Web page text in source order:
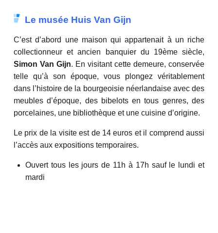
Le musée Huis Van Gijn
C’est d’abord une maison qui appartenait à un riche
collectionneur et ancien banquier du 19ème siècle,
Simon Van Gijn. En visitant cette demeure, conservée
telle qu’à son époque, vous plongez véritablement
dans l’histoire de la bourgeoisie néerlandaise avec des
meubles d’époque, des bibelots en tous genres, des
porcelaines, une bibliothèque et une cuisine d’origine.
Le prix de la visite est de 14 euros et il comprend aussi
l’accès aux expositions temporaires.
Ouvert tous les jours de 11h à 17h sauf le lundi et
mardi